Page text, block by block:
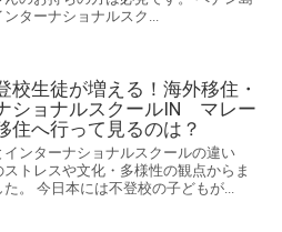
ターナショナルスク...
校生徒が増える！海外移住・
ショナルスクールIN マレー
住へ行って見るのは？
インターナショナルスクールの違い
ストレスや文化・多様性の観点からま
。 今日本には不登校の子どもが...